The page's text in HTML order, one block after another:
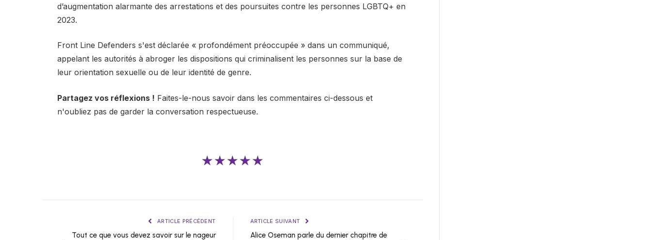
d’augmentation alarmante des arrestations et des poursuites contre les personnes LGBTQ+ en
2023.
Front Line Defenders s'est déclarée « profondément préoccupée » dans un communiqué,
appelant les autorités à abroger les dispositions qui criminalisent les personnes sur la base de
leur orientation sexuelle ou de leur identité de genre.
Partagez vos réflexions ! Faites-le-nous savoir dans les commentaires ci-dessous et
n'oubliez pas de garder la conversation respectueuse.
★★★★★
ARTICLE PRÉCÉDENT
Tout ce que vous devez savoir sur le nageur
ARTICLE SUIVANT
Alice Oseman parle du dernier chapitre de